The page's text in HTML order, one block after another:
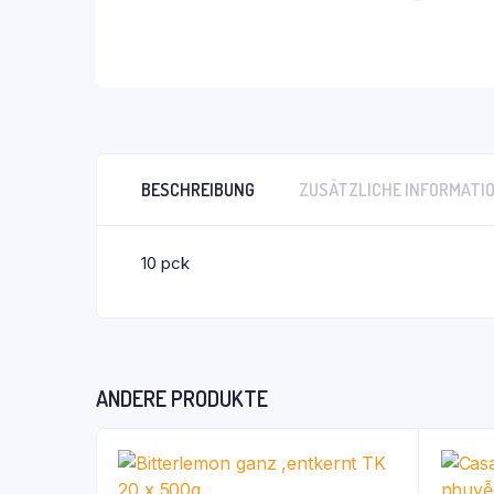
BESCHREIBUNG ZUSÄTZLICHE
10 pck
ANDERE PRODUKTE